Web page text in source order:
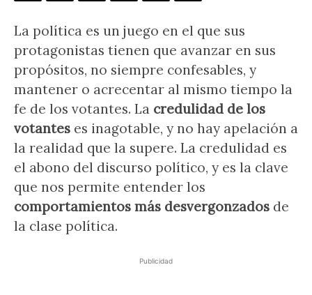
La política es un juego en el que sus
protagonistas tienen que avanzar en sus
propósitos, no siempre confesables, y
mantener o acrecentar al mismo tiempo la
fe de los votantes. La credulidad de los
votantes es inagotable, y no hay apelación a
la realidad que la supere. La credulidad es
el abono del discurso político, y es la clave
que nos permite entender los
comportamientos más desvergonzados de
la clase política.
Publicidad